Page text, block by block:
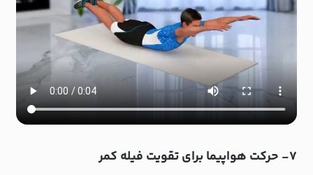
۷- حرکت هواپیما برای تقویت فیله کمر